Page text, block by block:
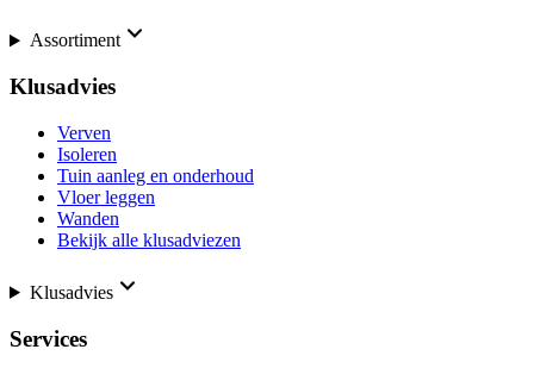
Assortiment
Klusadvies
Verven
Isoleren
Tuin aanleg en onderhoud
Vloer leggen
Wanden
Bekijk alle klusadviezen
Klusadvies
Services